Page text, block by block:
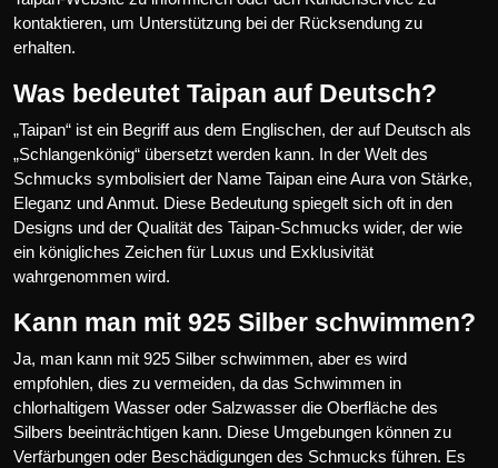
kontaktieren, um Unterstützung bei der Rücksendung zu
erhalten.
Was bedeutet Taipan auf Deutsch?
„Taipan“ ist ein Begriff aus dem Englischen, der auf Deutsch als
„Schlangenkönig“ übersetzt werden kann. In der Welt des
Schmucks symbolisiert der Name Taipan eine Aura von Stärke,
Eleganz und Anmut. Diese Bedeutung spiegelt sich oft in den
Designs und der Qualität des Taipan-Schmucks wider, der wie
ein königliches Zeichen für Luxus und Exklusivität
wahrgenommen wird.
Kann man mit 925 Silber schwimmen?
Ja, man kann mit 925 Silber schwimmen, aber es wird
empfohlen, dies zu vermeiden, da das Schwimmen in
chlorhaltigem Wasser oder Salzwasser die Oberfläche des
Silbers beeinträchtigen kann. Diese Umgebungen können zu
Verfärbungen oder Beschädigungen des Schmucks führen. Es